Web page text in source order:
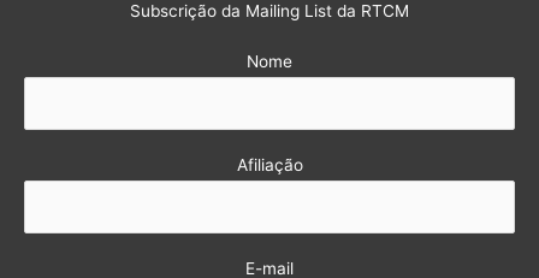
Subscrição da Mailing List da RTCM
Nome
Afiliação
E-mail